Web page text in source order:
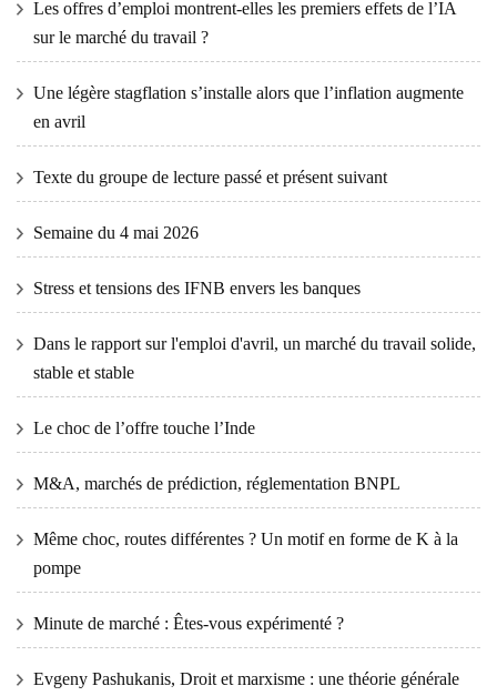
Les offres d’emploi montrent-elles les premiers effets de l’IA
sur le marché du travail ?
Une légère stagflation s’installe alors que l’inflation augmente
en avril
Texte du groupe de lecture passé et présent suivant
Semaine du 4 mai 2026
Stress et tensions des IFNB envers les banques
Dans le rapport sur l'emploi d'avril, un marché du travail solide,
stable et stable
Le choc de l’offre touche l’Inde
M&A, marchés de prédiction, réglementation BNPL
Même choc, routes différentes ? Un motif en forme de K à la
pompe
Minute de marché : Êtes-vous expérimenté ?
Evgeny Pashukanis, Droit et marxisme : une théorie générale